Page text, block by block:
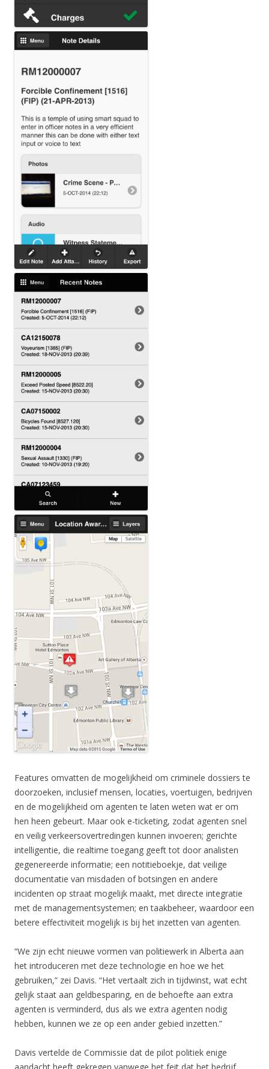
Features omvatten de mogelijkheid om criminele dossiers te
doorzoeken, inclusief mensen, locaties, voertuigen, bedrijven
en de mogelijkheid om agenten te laten weten wat er om
hen heen gebeurt. Maar ook e-ticketing, zodat agenten snel
en veilig verkeersovertredingen kunnen invoeren; gerichte
intelligentie, die realtime toegang geeft tot door analisten
gegenereerde informatie; een notitieboekje, dat veilige
documentatie van misdaden of botsingen en andere
incidenten op straat mogelijk maakt, met directe integratie
met de managementsystemen; en taakbeheer, waardoor een
betere effectiviteit mogelijk is bij het inzetten van agenten.
“We zijn echt nieuwe vormen van politiewerk in Alberta aan
het introduceren met deze technologie en hoe we het
gebruiken,” zei Davis. “Het vertaalt zich in tijdwinst, wat echt
gelijk staat aan geldbesparing, en de behoefte aan extra
agenten is verminderd, dus als we extra agenten nodig
hebben, kunnen we ze op een ander gebied inzetten.”
Davis vertelde de Commissie dat de pilot politiek enige